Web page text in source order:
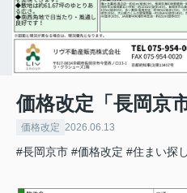
価格改定「長岡京
価格改定 2026.06.13
#長岡京市 #価格改定 #住まい探し